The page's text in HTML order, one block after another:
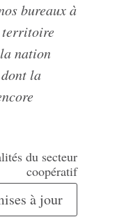
bureaux à
territoire
nation
la
du secteur
coopératif
à jour